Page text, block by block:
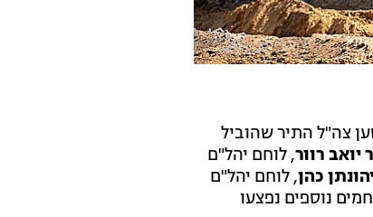
צה"ל התיר שהוביל
יואב רוור, לוחם יהל"ם
כהן, לוחם יהל"ם
נוספים נפצעו